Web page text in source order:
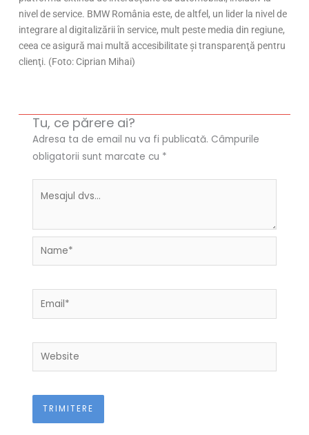
nivel de service. BMW România este, de altfel, un lider la nivel de
integrare al digitalizării în service, mult peste media din regiune,
ceea ce asigură mai multă accesibilitate şi transparenţă pentru
clienţi. (Foto: Ciprian Mihai)
Tu, ce părere ai?
Adresa ta de email nu va fi publicată. Câmpurile
obligatorii sunt marcate cu *
Name*
Email*
Website